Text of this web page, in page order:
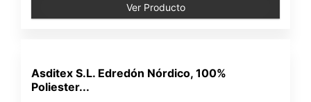
Ver Producto
Asditex S.L. Edredón Nórdico, 100%
Poliester...